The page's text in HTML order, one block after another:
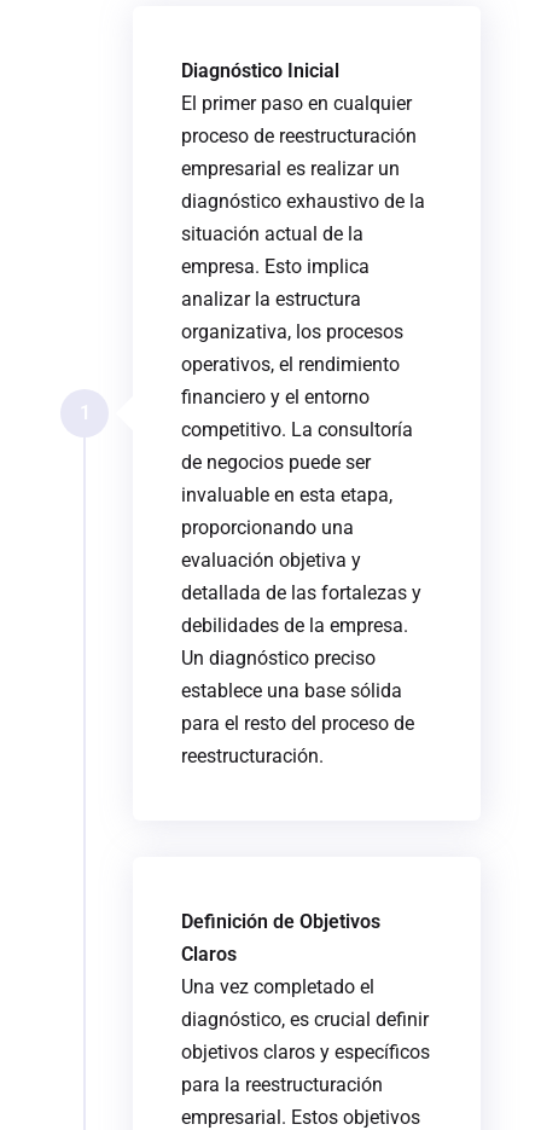
Diagnóstico Inicial
El primer paso en cualquier
proceso de reestructuración
empresarial es realizar un
diagnóstico exhaustivo de la
situación actual de la
empresa. Esto implica
analizar la estructura
organizativa, los procesos
operativos, el rendimiento
financiero y el entorno
competitivo. La consultoría
de negocios puede ser
invaluable en esta etapa,
proporcionando una
evaluación objetiva y
detallada de las fortalezas y
debilidades de la empresa.
Un diagnóstico preciso
establece una base sólida
para el resto del proceso de
reestructuración.
Definición de Objetivos
Claros
Una vez completado el
diagnóstico, es crucial definir
objetivos claros y específicos
para la reestructuración
empresarial. Estos objetivos